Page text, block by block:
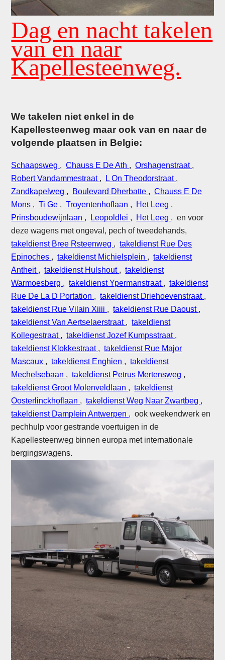
Dag en nacht takelen
van en naar
Kapellesteenweg.
We takelen niet enkel in de
Kapellesteenweg maar ook van en naar de
volgende plaatsen in Belgie:
Schaapsweg ,Chauss E De Ath ,Orshagenstraat ,
Robert Vandammestraat , L On Theodorstraat ,
Zandkapelweg , Boulevard Dherbatte ,Chauss E De
Mons ,Ti Ge ,Troyentenhoflaan , Het Leeg ,
Prinsboudewijnlaan , Leopoldlei , Het Leeg , en voor
deze wagens met ongeval, pech of tweedehands,
takeldienst Bree Rsteenweg ,takeldienst Rue Des
Epinoches ,takeldienst Michielsplein ,takeldienst
Antheit ,takeldienst Hulshout ,takeldienst
Warmoesberg ,takeldienst Ypermanstraat ,takeldienst
Rue De La D Portation ,takeldienst Driehoevenstraat ,
takeldienst Rue Vilain Xiiii ,takeldienst Rue Daoust ,
takeldienst Van Aertselaerstraat ,takeldienst
Kollegestraat ,takeldienst Jozef Kumpsstraat ,
takeldienst Klokkestraat ,takeldienst Rue Major
Mascaux ,takeldienst Enghien ,takeldienst
Mechelsebaan ,takeldienst Petrus Mertensweg ,
takeldienst Groot Molenveldlaan ,takeldienst
Oosterlinckhoflaan ,takeldienst Weg Naar Zwartbeg ,
takeldienst Damplein Antwerpen , ook weekendwerk en
pechhulp voor gestrande voertuigen in de
Kapellesteenweg binnen europa met internationale
bergingswagens.